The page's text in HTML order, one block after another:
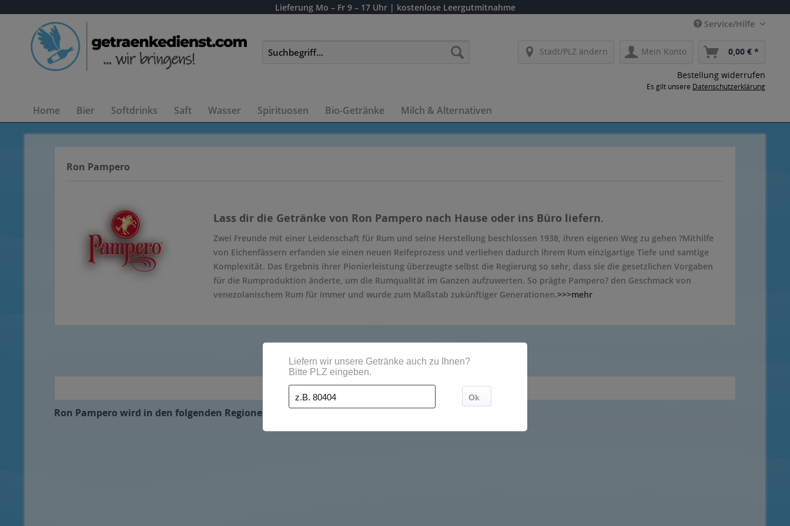
Lieferung Mo – Fr 9 – 17 Uhr | kostenlose Leergutmitnahme
Service/Hilfe
Stadt/PLZ ändern Mein Konto 0,00 € *
Bestellung widerrufen
Es gilt unsere Datenschutzerklärung
Home Bier Softdrinks Saft Wasser Spirituosen Bio-Getränke Milch & Alternativen
Ron Pampero
Lass dir die Getränke von Ron Pampero nach Hause oder ins Büro liefern.
Zwei Freunde mit einer Leidenschaft für Rum und seine Herstellung beschlossen 1938, ihren eigenen Weg zu gehen ?Mithilfe
von Eichenfässern erfanden sie einen neuen Reifeprozess und verliehen dadurch ihrem Rum einzigartige Tiefe und samtige
Komplexität. Das Ergebnis ihrer Pionierleistung überzeugte selbst die Regierung so sehr, dass sie die gesetzlichen Vorgaben
für die Rumproduktion änderte, um die Rumqualität im Ganzen aufzuwerten. So prägte Pampero? den Geschmack von
venezolanischem Rum für immer und wurde zum Maßstab zukünftiger Generationen.>>>mehr
Ron Pampero wird in den folgenden Regionen, Städten, Orten und Postleitzahl-Gebieten geliefert